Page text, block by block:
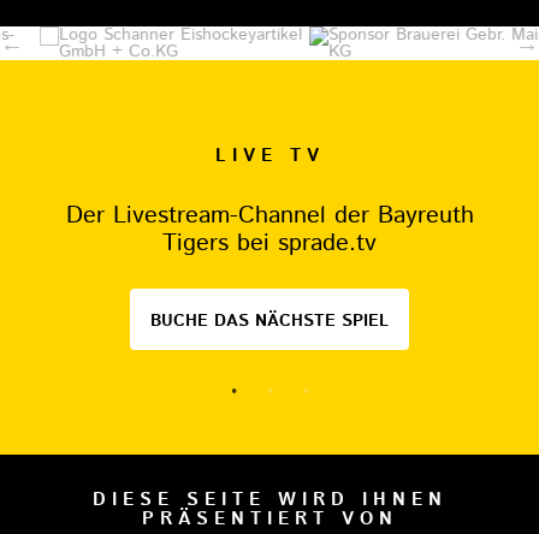
LIVE TV
Der Livestream-Channel der Bayreuth
Tigers bei sprade.tv
BUCHE DAS NÄCHSTE SPIEL
DIESE SEITE WIRD IHNEN
PRÄSENTIERT VON